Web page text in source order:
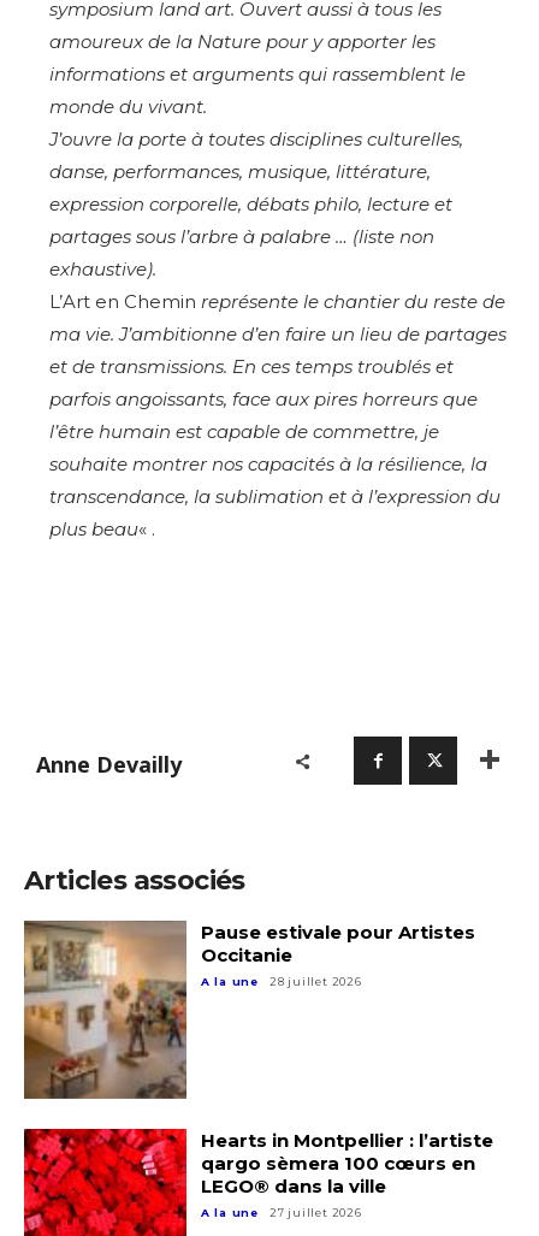
Adresse email*
Prénom
Statut / Organisation
J'accepte lestermes et conditions
* Champ obligatoire
Adresse email*
Nom
Statut / Organisation
symposium land art. Ouvert aussi à tous les
amoureux de la Nature pour y apporter les
informations et arguments qui rassemblent le
monde du vivant.
J’ouvre la porte à toutes disciplines culturelles,
danse, performances, musique, littérature,
expression corporelle, débats philo, lecture et
partages sous l’arbre à palabre … (liste non
exhaustive).
L’Art en Chemin représente le chantier du reste de
ma vie. J’ambitionne d’en faire un lieu de partages
et de transmissions. En ces temps troublés et
parfois angoissants, face aux pires horreurs que
l’être humain est capable de commettre, je
souhaite montrer nos capacités à la résilience, la
transcendance, la sublimation et à l’expression du
plus beau« .
Anne Devailly
Articles associés
Pause estivale pour Artistes
Occitanie
A la une 28 juillet 2026
Hearts in Montpellier : l’artiste
qargo sèmera 100 cœurs en
LEGO® dans la ville
A la une 27 juillet 2026